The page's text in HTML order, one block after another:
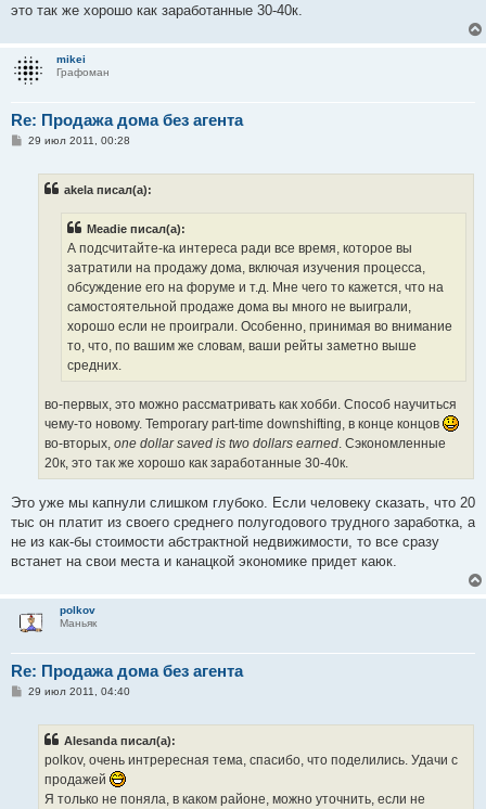
это так же хорошо как заработанные 30-40к.
mikei
Графоман
Re: Продажа дома без агента
С29 июл 2011, 00:28
akela писал(а):
Meadie писал(а):
А подсчитайте-ка интереса ради все время, которое вы
затратили на продажу дома, включая изучения процесса,
обсуждение его на форуме и т.д. Мне чего то кажется, что на
самостоятельной продаже дома вы много не выиграли,
хорошо если не проиграли. Особенно, принимая во внимание
то, что, по вашим же словам, ваши рейты заметно выше
средних.
во-первых, это можно рассматривать как хобби. Способ научиться
чему-то новому. Temporary part-time downshifting, в конце концов
во-вторых, one dollar saved is two dollars earned. Сэкономленные
20к, это так же хорошо как заработанные 30-40к.
Это уже мы капнули слишком глубоко. Если человеку сказать, что 20
тыс он платит из своего среднего полугодового трудного заработка, а
не из как-бы стоимости абстрактной недвижимости, то все сразу
встанет на свои места и канацкой экономике придет каюк.
polkov
Маньяк
Re: Продажа дома без агента
С29 июл 2011, 04:40
Alesanda писал(а):
polkov, очень интрересная тема, спасибо, что поделились. Удачи с
продажей
Я только не поняла, в каком районе, можно уточнить, если не